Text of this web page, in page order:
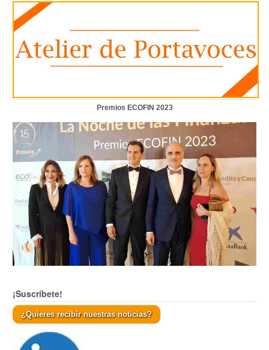
Premios ECOFIN 2023
¡Suscríbete!
¿Quieres recibir nuestras noticias?